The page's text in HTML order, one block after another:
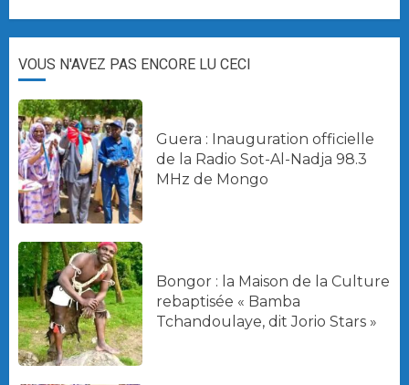
VOUS N'AVEZ PAS ENCORE LU CECI
Guera : Inauguration officielle
de la Radio Sot-Al-Nadja 98.3
MHz de Mongo
Bongor : la Maison de la Culture
rebaptisée « Bamba
Tchandoulaye, dit Jorio Stars »